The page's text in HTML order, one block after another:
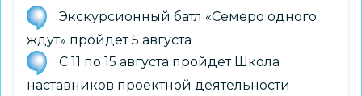
Экскурсионный батл «Семеро одного
ждут» пройдет 5 августа
С 11 по 15 августа пройдет Школа
наставников проектной деятельности